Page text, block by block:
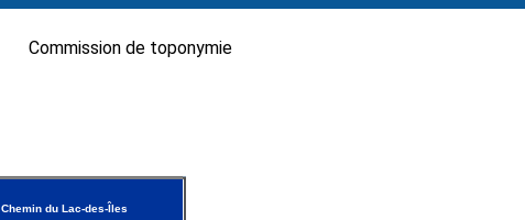
Commission de toponymie
Chemin du Lac-des-Îles